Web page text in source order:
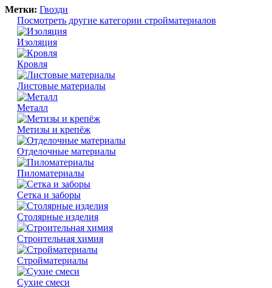
Метки: Гвозди
Посмотреть другие категории стройматериалов
Изоляция
Кровля
Листовые материалы
Металл
Метизы и крепёж
Отделочные материалы
Пиломатериалы
Сетка и заборы
Столярные изделия
Строительная химия
Стройматериалы
Сухие смеси